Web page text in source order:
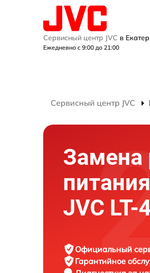
Сервисный центр JVC в
Ежедневно с 9:00 до 21:00
Сервисный центр JVC
Замена
JVC LT-
Официальный
Гарантийное